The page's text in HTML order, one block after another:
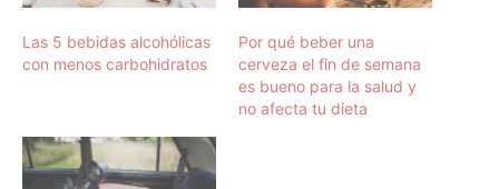
Las 5 bebidas alcohólicas
con menos carbohidratos
Por qué beber una
cerveza el fin de semana
es bueno para la salud y
no afecta tu dieta